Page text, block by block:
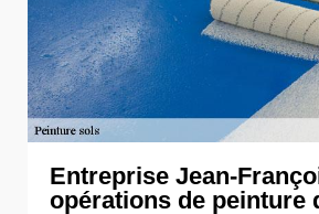
Entreprise Jean-
opérations de peinture